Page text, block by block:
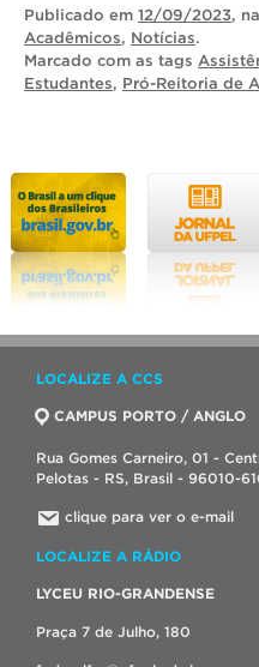
Publicado em 12/09/2023,
Acadêmicos, Notícias.
Marcado com as tags
Estudantes, Pró-Reitoria de
LOCALIZE A CCS
CAMPUS PORTO / ANGLO
Rua Gomes Carneiro, 01 -
Pelotas - RS, Brasil - 96010-
clique para ver o e-mail
LOCALIZE A RÁDIO
LYCEU RIO-GRANDENSE
Praça 7 de Julho, 180